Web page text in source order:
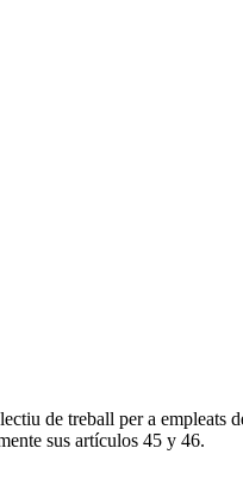
de treball per a empleats
sus artículos 45 y 46.